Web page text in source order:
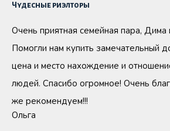
Чудесные риэлторы
Очень приятная семейная пара, Дима
Помогли нам купить замечательный
цена и место нахождение и
людей. Спасибо огромное! Очень
же рекомендуем!!!
Ольга